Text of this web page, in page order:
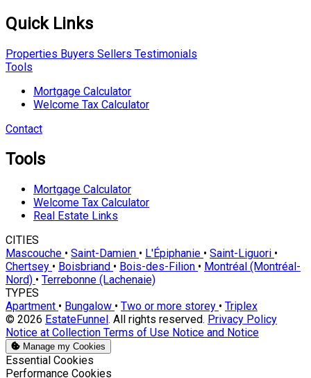
Quick Links
Properties Buyers Sellers Testimonials
Tools
Mortgage Calculator
Welcome Tax Calculator
Contact
Tools
Mortgage Calculator
Welcome Tax Calculator
Real Estate Links
CITIES
Mascouche • Saint-Damien • L'Épiphanie • Saint-Liguori •
Chertsey • Boisbriand • Bois-des-Filion • Montréal (Montréal-
Nord) • Terrebonne (Lachenaie)
TYPES
Apartment • Bungalow • Two or more storey • Triplex
© 2026 EstateFunnel. All rights reserved. Privacy Policy
Notice at Collection Terms of Use Notice and Notice
Manage my Cookies
Enable
Essential Cookies
Enable
Performance Cookies